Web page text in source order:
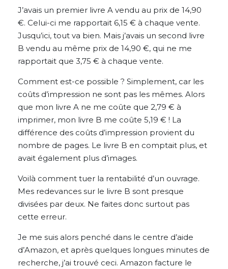
J’avais un premier livre A vendu au prix de 14,90
€. Celui-ci me rapportait 6,15 € à chaque vente.
Jusqu’ici, tout va bien. Mais j’avais un second livre
B vendu au même prix de 14,90 €, qui ne me
rapportait que 3,75 € à chaque vente.
Comment est-ce possible ? Simplement, car les
coûts d’impression ne sont pas les mêmes. Alors
que mon livre A ne me coûte que 2,79 € à
imprimer, mon livre B me coûte 5,19 € ! La
différence des coûts d’impression provient du
nombre de pages. Le livre B en comptait plus, et
avait également plus d’images.
Voilà comment tuer la rentabilité d’un ouvrage.
Mes redevances sur le livre B sont presque
divisées par deux. Ne faites donc surtout pas
cette erreur.
Je me suis alors penché dans le centre d’aide
d’Amazon, et après quelques longues minutes de
recherche, j’ai trouvé ceci. Amazon facture le